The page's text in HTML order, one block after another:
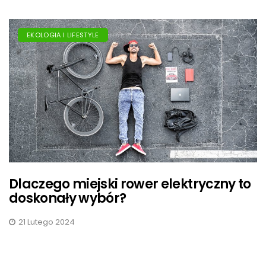
EKOLOGIA I LIFESTYLE
Dlaczego miejski rower elektryczny to
doskonały wybór?
21 Lutego 2024